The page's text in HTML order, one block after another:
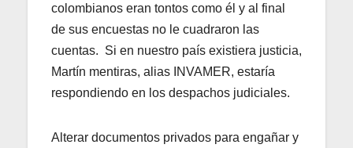
colombianos eran tontos como él y al final
de sus encuestas no le cuadraron las
cuentas. Si en nuestro país existiera justicia,
Martín mentiras, alias INVAMER, estaría
respondiendo en los despachos judiciales.
Alterar documentos privados para engañar y